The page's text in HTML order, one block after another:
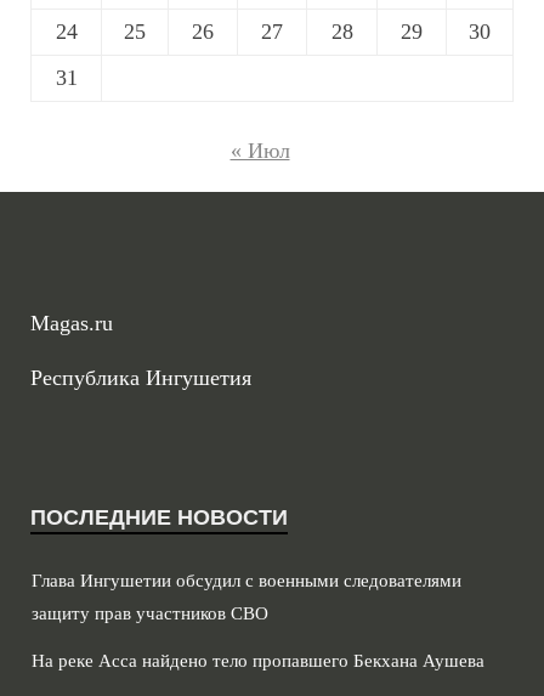
24
25 26 27 28 29
30
31
« Июл
Magas.ru
Республика Ингушетия
ПОСЛЕДНИЕ НОВОСТИ
Глава Ингушетии обсудил с военными следователями
защиту прав участников СВО
На реке Асса найдено тело пропавшего Бекхана Аушева